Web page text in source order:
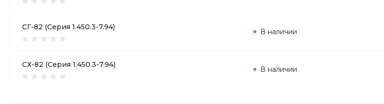
СГ-82 (Серия 1.450.3-7.94)
В наличии
СХ-82 (Серия 1.450.3-7.94)
В наличии